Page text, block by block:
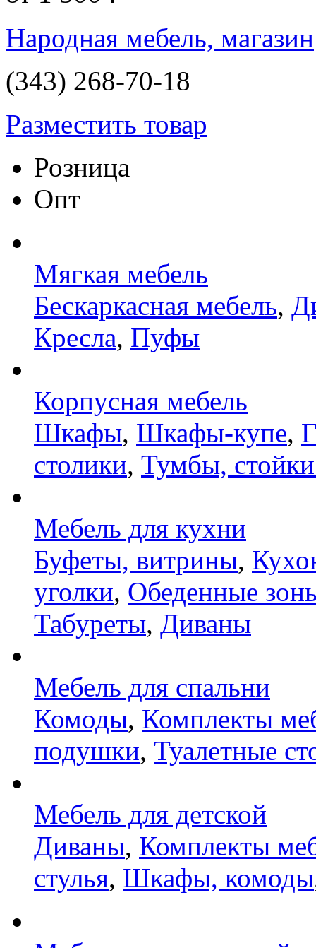
Народная мебель, магазин
(343) 268-70-18
Разместить товар
Розница
Опт
Мягкая мебель
Бескаркасная мебель,
Кресла, Пуфы
Корпусная мебель
Шкафы, Шкафы-купе,
столики, Тумбы,
Мебель для кухни
Буфеты, витрины,
уголки, Обеденные
Табуреты, Диваны
Мебель для спальни
Комоды, Комплекты
подушки, Туалетные
Мебель для детской
Диваны, Комплекты
стулья, Шкафы, комоды